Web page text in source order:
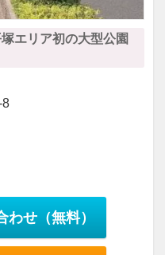
エリア初の大型公園
8
わせ （無料）